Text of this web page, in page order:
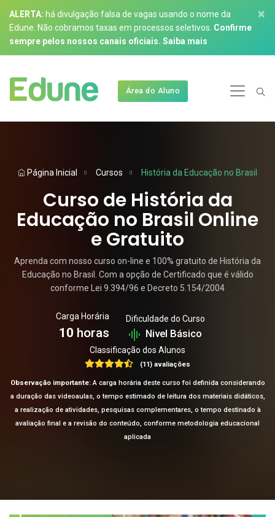
ALERTA: há divulgação falsa de vagas usando o nome da
Edune. Não cobramos taxas em processos seletivos. Confirme
sempre pelos nossos canais oficiais. Saiba mais
×
Área do Aluno
Página Inicial Cursos História da Educação no Brasil
Curso de História da
Educação no Brasil Online
e Gratuito
Aprenda com nosso curso on-line e 100% gratuito de História da
Educação no Brasil. Com a opção de Certificado que é válido
conforme Lei 9.394/96 e Decreto 5.154/2004
Carga Horária
10 horas
Dificuldade do Curso
Nivel Básico
Classificação dos Alunos
(11) avaliações
Observação importante:A carga horária deste curso foi definida considerando
a duração das videoaulas, o tempo estimado de leitura dos materiais didáticos,
a realização de atividades, pesquisas complementares, o tempo destinado à
avaliação final e a revisão do conteúdo, conforme metodologia educacional
aplicada